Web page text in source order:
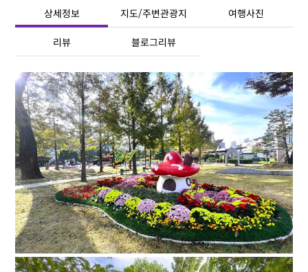
상세정보 지도/주변관광지 여행사진
리뷰 블로그리뷰